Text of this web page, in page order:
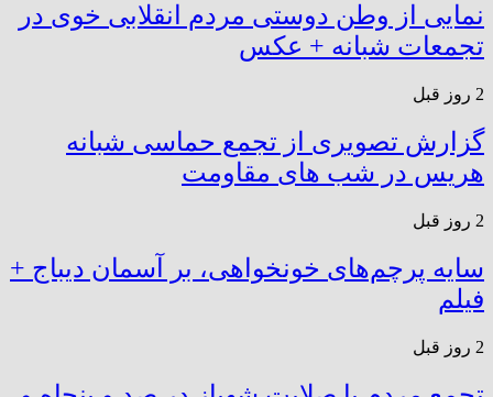
نمایی از وطن دوستی مردم انقلابی خوی در
تجمعات شبانه + عکس
2 روز قبل
گزارش تصویری از تجمع حماسی شبانه
هریس در شب های مقاومت
2 روز قبل
سایه پرچم‌های خونخواهی، بر آسمان دیباج +
فیلم
2 روز قبل